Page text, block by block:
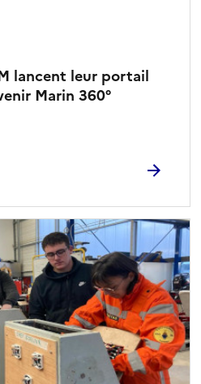
lancent leur portail
Marin 360°